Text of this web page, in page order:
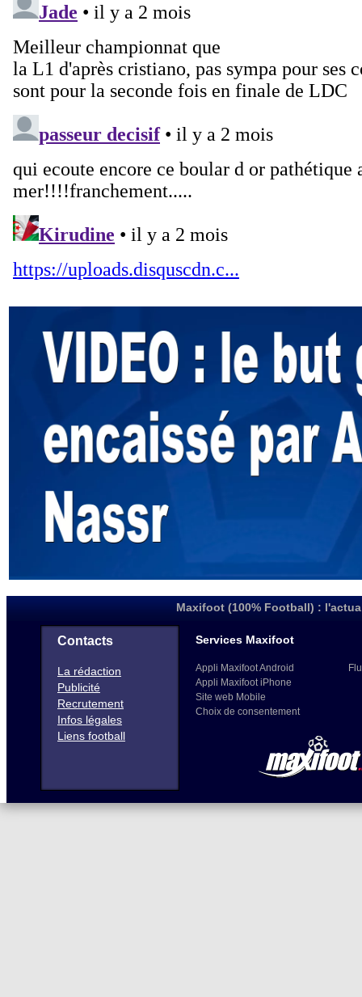
Maxifoot (100% Football) :
Contacts
La rédaction
Publicité
Recrutement
Infos légales
Liens football
Services Maxifoot
Appli Maxifoot Android
Appli Maxifoot iPhone
Site web Mobile
Choix de consentement